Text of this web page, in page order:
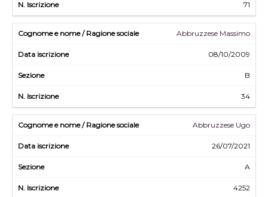
71
Abbruzzese Massimo
08/10/2009
B
34
Abbruzzese Ugo
26/07/2021
A
4252